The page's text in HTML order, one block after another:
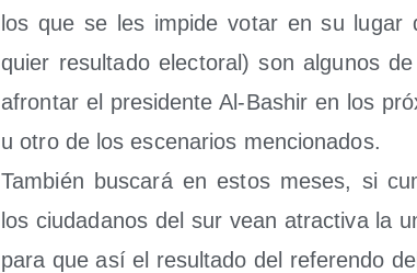
los que se les impi­de votar en su
quier resul­ta­do elec­to­ral) son algu­nos
afron­tar el pre­si­den­te Al-Bashir en los
u otro de los esce­na­rios mencionados.
Tam­bién bus­ca­rá en estos meses, si
los ciu­da­da­nos del sur vean atrac­ti­va la
para que así el resul­ta­do del refe­ren­do